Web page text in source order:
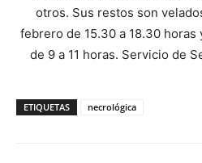
otros. Sus restos son
febrero de 15.30 a 18.30
de 9 a 11 horas. Servicio de
ETIQUETAS necrológica